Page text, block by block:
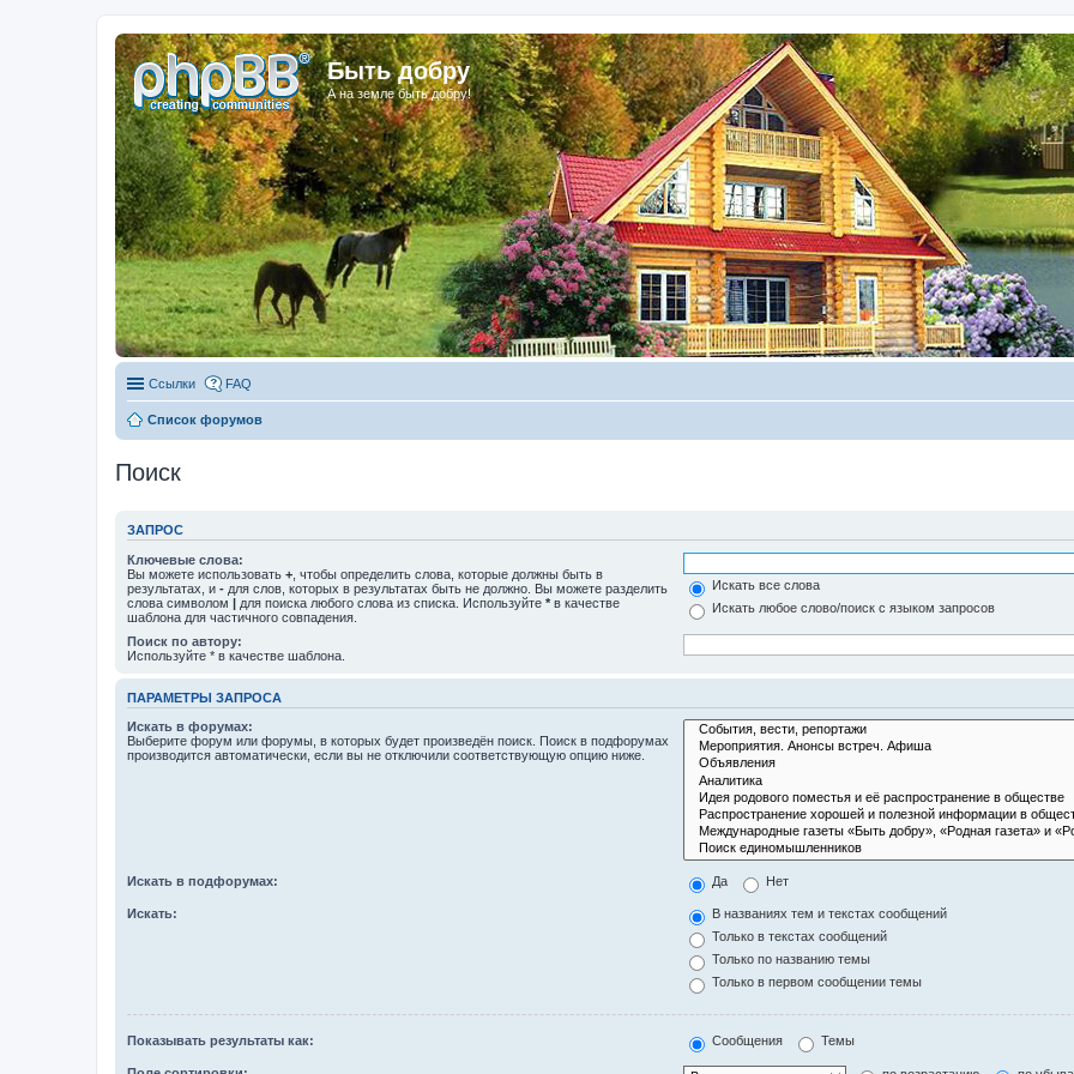
Быть добру
А на земле быть добру!
Ссылки FAQ
Список форумов
Поиск
ЗАПРОС
Ключевые слова:
Вы можете использовать + , чтобы определить слова, которые должны быть в
результатах, и - для слов, которых в результатах быть не должно. Вы можете разделить
слова символом | для поиска любого слова из списка. Используйте * в качестве
шаблона для частичного совпадения.
Искать все слова
Искать любое слово/поиск с языком запросов
Поиск по автору:
Используйте * в качестве шаблона.
ПАРАМЕТРЫ ЗАПРОСА
Искать в форумах:
Выберите форум или форумы, в которых будет произведён поиск. Поиск в подфорумах
производится автоматически, если вы не отключили соответствующую опцию ниже.
Искать в подфорумах: Да Нет
Искать:
В названиях тем и текстах сообщений
Только в текстах сообщений
Только по названию темы
Только в первом сообщении темы
Показывать результаты как: Сообщения Темы